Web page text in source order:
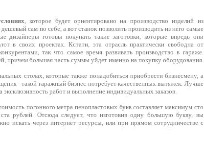
, которое будет ориентировано на производство изделий из
сам по себе, а вот станок позволить производить из него самые
дизайнеры готовы покупать такие заготовки, которые впредь они
в своих проектах. Кстати, эта отрасль практически свободна от
так что самое время развивать производство в гараже.
причем большая часть суммы уйдет именно на покупку оборудования.
столах, которые также понадобиться приобрести бизнесмену, а
- такой гаражный бизнес потребует качественных вытяжек. Лучше
эксклюзивность работ и выполнение индивидуальных заказов.
погонного метра пенопластовых букв составляет максимум сто
рублей. Отсюда следует, что изготовив одну большую букву, вы
искать через интернет ресурсы, или при прямом сотрудничестве с